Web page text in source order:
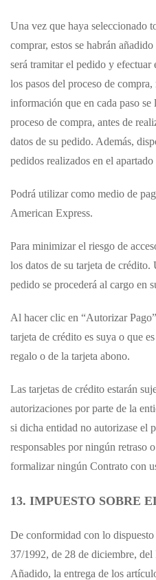
Una vez que haya seleccionado
comprar, estos se habrán
será tramitar el pedido y efectuar
los pasos del proceso de
información que en cada paso
proceso de compra, antes de
datos de su pedido. Además,
pedidos realizados en el
Podrá utilizar como medio de
American Express.
Para minimizar el riesgo de
los datos de su tarjeta de crédito.
pedido se procederá al cargo en
Al hacer clic en “Autorizar
tarjeta de crédito es suya o que
regalo o de la tarjeta abono.
Las tarjetas de crédito estarán
autorizaciones por parte de la
si dicha entidad no autorizase el
responsables por ningún retraso
formalizar ningún Contrato con
13. IMPUESTO SOBRE
De conformidad con lo
37/1992, de 28 de diciembre,
Añadido, la entrega de los